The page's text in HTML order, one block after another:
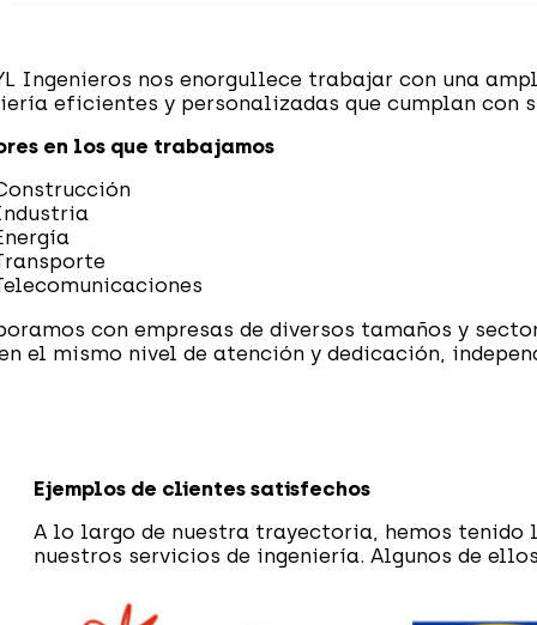
Ingenieros nos enorgullece trabajar con una
eficientes y personalizadas que cumplan con
en los que trabajamos
con empresas de diversos tamaños y
el mismo nivel de atención y dedicación,
Ejemplos de clientes satisfechos
A lo largo de nuestra trayectoria, hemos tenido
nuestros servicios de ingeniería. Algunos de